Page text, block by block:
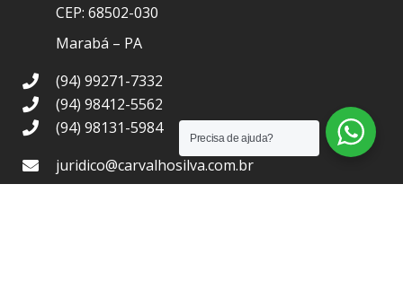
CEP: 68502-030
Marabá – PA
(94) 99271-7332
(94) 98412-5562
(94) 98131-5984
juridico@carvalhosilva.com.br
Precisa de ajuda?